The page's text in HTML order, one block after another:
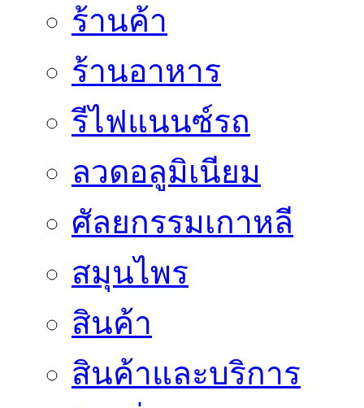
ร้านค้า
ร้านอาหาร
รีไฟแนนซ์รถ
ลวดอลูมิเนียม
ศัลยกรรมเกาหลี
สมุนไพร
สินค้า
สินค้าและบริการ